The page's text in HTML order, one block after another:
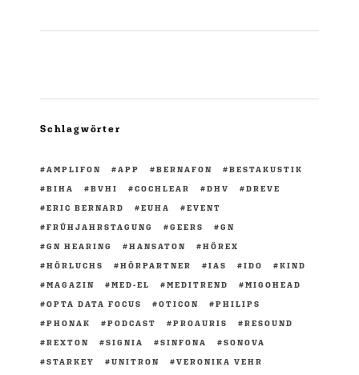
Schlagwörter
AMPLIFON APP BERNAFON
BESTAKUSTIK
BIHA
BVHI COCHLEAR DHV
DREVE
ERIC BERNARD
EUHA
EVENT
FRÜHJAHRSTAGUNG
GEERS
GN
GN HEARING
HANSATON
HÖREX
HÖRLUCHS
HÖRPARTNER IAS IDO
KIND
MAGAZIN
MED-EL MEDITREND
MIGOHEAD
OPTA DATA FOCUS
OTICON
PHILIPS
PHONAK
PODCAST PROAURIS
RESOUND
REXTON
SIGNIA SINFONA
SONOVA
STARKEY
UNITRON
VERONIKA VEHR